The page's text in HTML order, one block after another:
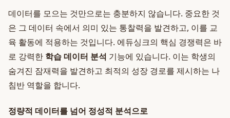
데이터를 모으는 것만으로는 충분하지 않습니다. 중요한 것
은 그 데이터 속에서 의미 있는 통찰력을 발견하고, 이를 교
육 활동에 적용하는 것입니다. 에듀싱크의 핵심 경쟁력은 바
로 강력한 학습 데이터 분석 기능에 있습니다. 이는 학생의
숨겨진 잠재력을 발견하고 최적의 성장 경로를 제시하는 나
침반 역할을 합니다.
정량적 데이터를 넘어 정성적 분석으로